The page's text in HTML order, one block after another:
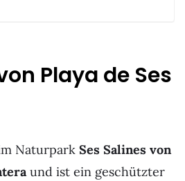
Playa de Ses
Naturpark Ses Salines von
und ist ein geschützter